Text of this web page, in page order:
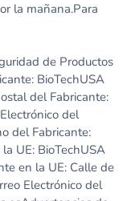
la mañana.Para
de Productos
BioTechUSA
del Fabricante:
del
del Fabricante:
UE: BioTechUSA
en la UE: Calle de
Electrónico del